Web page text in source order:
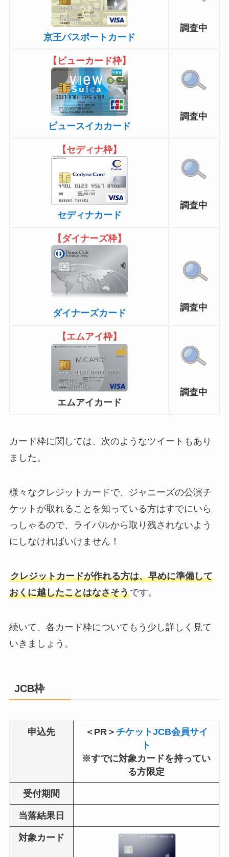
京王パスポートカード
調査中
【ビューカード枠】
ビュースイカカード
調査中
【セディナ枠】
セディナカード
調査中
【ダイナーズ枠】
ダイナーズカード
調査中
【エムアイ枠】
エムアイカード
調査中
カード枠に関しては、次のようなツイートもあり
ました。
様々なクレジットカードで、ジャニーズの公演チ
ケットが取れることを知っている方はすでにいら
っしゃるので、ライバルから取り残されないよう
にしなければいけません！
クレジットカードが作れる方は、早めに準備して
おくに越したことはなさそうです。
続いて、各カード枠についてもう少し詳しく見て
いきましょう。
JCB枠
申込先 ＜PR＞ チケットJCB会員サイ
ト
※すでに対象カードを持ってい
る方限定
受付期間
当落結果日
対象カード